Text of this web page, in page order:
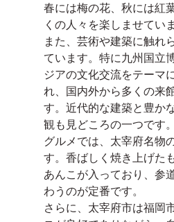
春には梅の花、秋には紅
くの人々を楽しませていま
また、芸術や建築に触れ
ています。特に九州国立
ジアの文化交流をテーマ
れ、国内外から多くの来
す。近代的な建築と豊か
観も見どころの一つです。
グルメでは、太宰府名物
す。香ばしく焼き上げた
あんこが入っており、参
わうのが定番です。
さらに、太宰府市は福岡